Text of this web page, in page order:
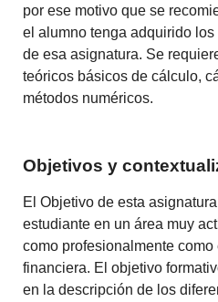
por ese motivo que se
el alumno tenga adquirido
de esa asignatura. Se
teóricos básicos de cálculo,
métodos numéricos.
Objetivos y
El Objetivo de esta
estudiante en un área muy
como profesionalmente como
financiera. El objetivo
en la descripción de los